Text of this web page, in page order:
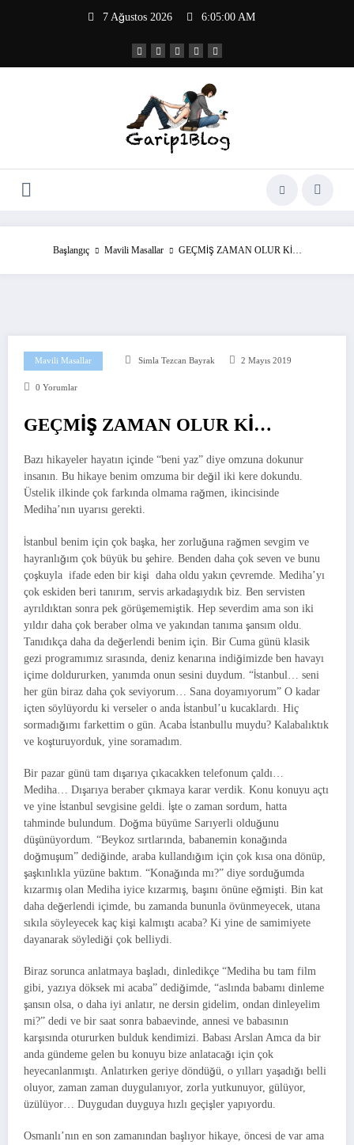
7 Ağustos 2026 6:05:01 AM
Başlangıç Mavili Masallar GEÇMİŞ ZAMAN OLUR Kİ…
Mavili Masallar Simla Tezcan Bayrak 2 Mayıs 2019
0 Yorumlar
GEÇMİŞ ZAMAN OLUR Kİ…
Bazı hikayeler hayatın içinde “beni yaz” diye omzuna dokunur
insanın. Bu hikaye benim omzuma bir değil iki kere dokundu.
Üstelik ilkinde çok farkında olmama rağmen, ikincisinde
Mediha’nın uyarısı gerekti.
İstanbul benim için çok başka, her zorluğuna rağmen sevgim ve
hayranlığım çok büyük bu şehire. Benden daha çok seven ve bunu
çoşkuyla ifade eden bir kişi daha oldu yakın çevremde. Mediha’yı
çok eskiden beri tanırım, servis arkadaşıydık biz. Ben servisten
ayrıldıktan sonra pek görüşememiştik. Hep severdim ama son iki
yıldır daha çok beraber olma ve yakından tanıma şansım oldu.
Tanıdıkça daha da değerlendi benim için. Bir Cuma günü klasik
gezi programımız sırasında, deniz kenarına indiğimizde ben havayı
içime doldururken, yanımda onun sesini duydum. “İstanbul… seni
her gün biraz daha çok seviyorum… Sana doyamıyorum” O kadar
içten söylüyordu ki verseler o anda İstanbul’u kucaklardı. Hiç
sormadığımı farkettim o gün. Acaba İstanbullu muydu? Kalabalıktık
ve koşturuyorduk, yine soramadım.
Bir pazar günü tam dışarıya çıkacakken telefonum çaldı…
Mediha… Dışarıya beraber çıkmaya karar verdik. Konu konuyu açtı
ve yine İstanbul sevgisine geldi. İşte o zaman sordum, hatta
tahminde bulundum. Doğma büyüme Sarıyerli olduğunu
düşünüyordum. “Beykoz sırtlarında, babanemin konağında
doğmuşum” dediğinde, araba kullandığım için çok kısa ona dönüp,
şaşkınlıkla yüzüne baktım. “Konağında mı?” diye sorduğumda
kızarmış olan Mediha iyice kızarmış, başını önüne eğmişti. Bin kat
daha değerlendi içimde, bu zamanda bununla övünmeyecek, utana
sıkıla söyleyecek kaç kişi kalmıştı acaba? Ki yine de samimiyete
dayanarak söylediği çok belliydi.
Biraz sorunca anlatmaya başladı, dinledikçe “Mediha bu tam film
gibi, yazıya döksek mi acaba” dediğimde, “aslında babamı dinleme
şansın olsa, o daha iyi anlatır, ne dersin gidelim, ondan dinleyelim
mi?” dedi ve bir saat sonra babaevinde, annesi ve babasının
karşısında otururken bulduk kendimizi. Babası Arslan Amca da bir
anda gündeme gelen bu konuyu bize anlatacağı için çok
heyecanlanmıştı. Anlatırken geriye döndüğü, o yılları yaşadığı belli
oluyor, zaman zaman duygulanıyor, zorla yutkunuyor, gülüyor,
üzülüyor… Duygudan duyguya hızlı geçişler yapıyordu.
Osmanlı’nın en son zamanından başlıyor hikaye, öncesi de var ama